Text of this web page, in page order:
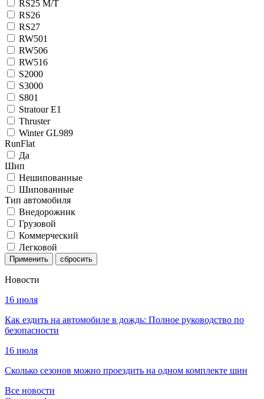
RS25 M/T
RS26
RS27
RW501
RW506
RW516
S2000
S3000
S801
Stratour E1
Thruster
Winter GL989
RunFlat
Да
Шип
Нешипованные
Шипованные
Тип автомобиля
Внедорожник
Грузовой
Коммерческий
Легковой
Применить
Новости
16 июля
Как ездить на автомобиле в дождь: Полное руководство по
безопасности
16 июля
Сколько сезонов можно проездить на одном комплекте шин
Все новости